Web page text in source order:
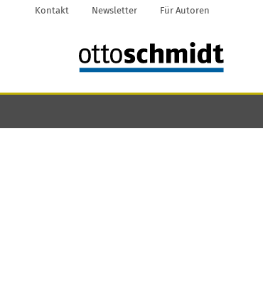
Kontakt Newsletter Für Autoren